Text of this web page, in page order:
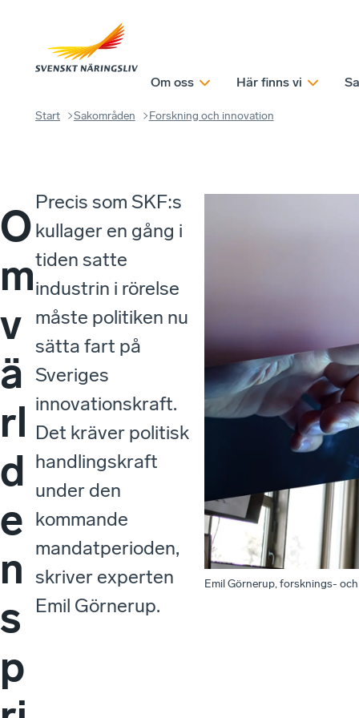
Om oss Här finns vi
Start Sakområden Forskning och innovation
O
m
v
ä
rl
d
e
n
s
p
Precis som SKF:s
kullager en gång i
tiden satte
industrin i rörelse
måste politiken nu
sätta fart på
Sveriges
innovationskraft.
Det kräver politisk
handlingskraft
under den
kommande
mandatperioden,
skriver experten
Emil Görnerup.
Emil Görnerup, forsknings-